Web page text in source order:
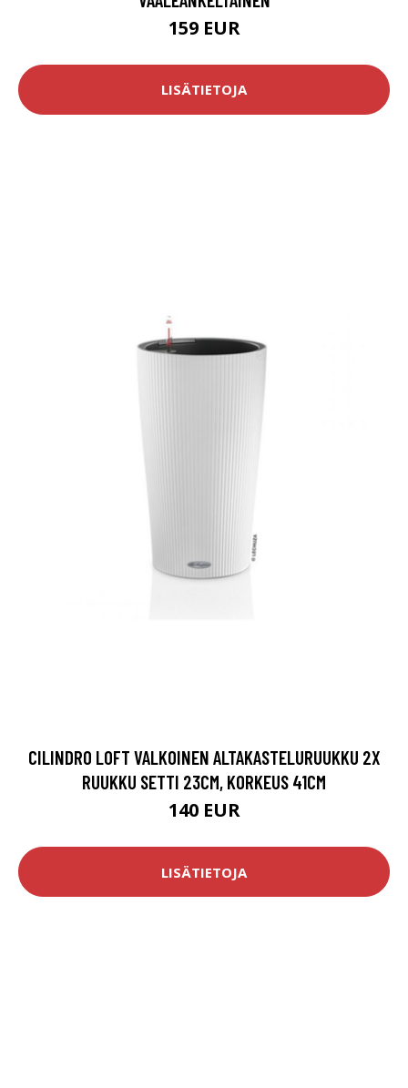
159 EUR
LISÄTIETOJA
CILINDRO LOFT VALKOINEN ALTAKASTELURUUKKU 2X
RUUKKU SETTI 23CM, KORKEUS 41CM
140 EUR
LISÄTIETOJA